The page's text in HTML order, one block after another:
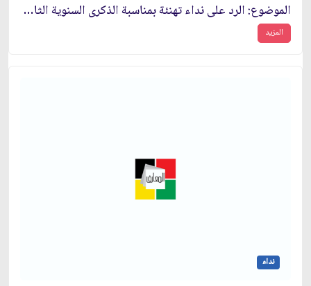
الموضوع: الرد على نداء تهنئة بمناسبة الذكرى السنوية الثامنة لانتصار الثورة الاسلامية
المزيد
نداء